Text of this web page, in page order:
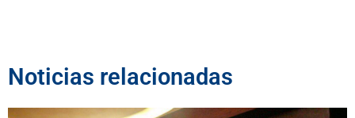
Noticias relacionadas